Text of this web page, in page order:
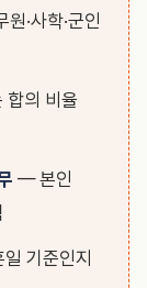
·사학·군인
의 비율
— 본인
기준인지